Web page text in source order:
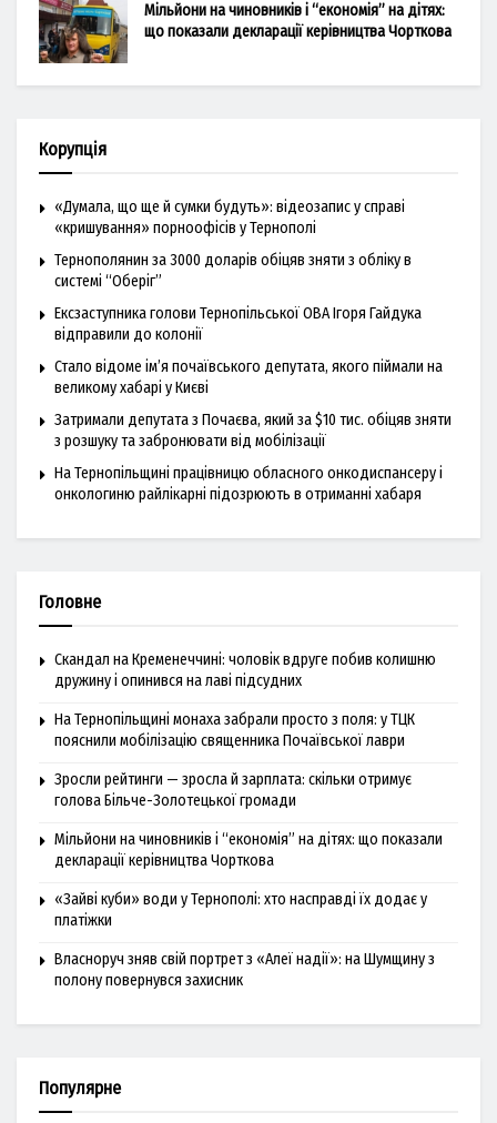
Мільйони на чиновників і “економія” на дітях:
що показали декларації керівництва Чорткова
Корупція
«Думала, що ще й сумки будуть»: відеозапис у справі
«кришування» порноофісів у Тернополі
Тернополянин за 3000 доларів обіцяв зняти з обліку в
системі “Оберіг”
Ексзаступника голови Тернопільської ОВА Ігоря Гайдука
відправили до колонії
Стало відоме ім’я почаївського депутата, якого піймали на
великому хабарі у Києві
Затримали депутата з Почаєва, який за $10 тис. обіцяв зняти
з розшуку та забронювати від мобілізації
На Тернопільщині працівницю обласного онкодиспансеру і
онкологиню райлікарні підозрюють в отриманні хабаря
Головне
Скандал на Кременеччині: чоловік вдруге побив колишню
дружину і опинився на лаві підсудних
На Тернопільщині монаха забрали просто з поля: у ТЦК
пояснили мобілізацію священника Почаївської лаври
Зросли рейтинги — зросла й зарплата: скільки отримує
голова Більче-Золотецької громади
Мільйони на чиновників і “економія” на дітях: що показали
декларації керівництва Чорткова
«Зайві куби» води у Тернополі: хто насправді їх додає у
платіжки
Власноруч зняв свій портрет з «Алеї надії»: на Шумщину з
полону повернувся захисник
Популярне